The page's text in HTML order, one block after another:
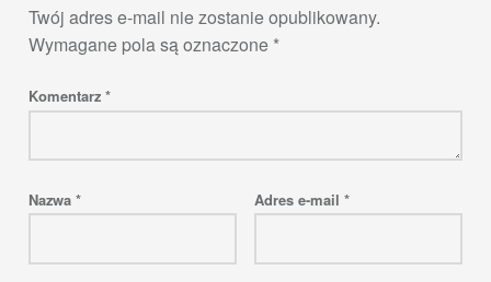
Twój adres e-mail nie zostanie opublikowany.
Wymagane pola są oznaczone *
Komentarz *
Nazwa * Adres e-mail *